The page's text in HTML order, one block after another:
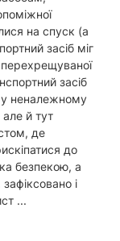
на спуск (а
засіб міг
засіб
у неналежному
й тут
де
до
безпекою, а
зафіксовано і
...